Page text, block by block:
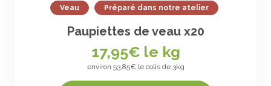
Veau Préparé dans notre atelier
Paupiettes de veau x20
17,95€ le kg
environ 53,85€ le colis de 3kg